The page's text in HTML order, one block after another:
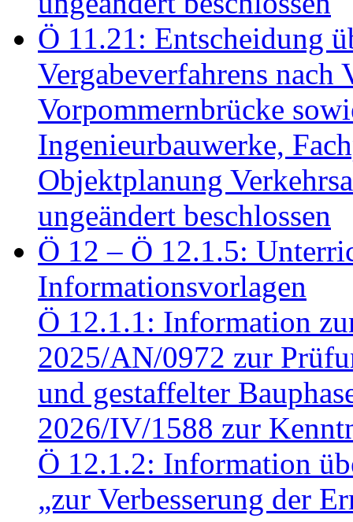
Ö 11.21: Entscheidung
Vergabeverfahrens
Vorpommernbrücke
Ingenieurbauwerke,
Objektplanung
ungeändert beschlossen
Ö 12 – Ö 12.1.5:
Informationsvorlagen
Ö 12.1.1: Information
2025/AN/0972 zur
und gestaffelter
2026/IV/1588 zur
Ö 12.1.2: Information
„zur Verbesserung der